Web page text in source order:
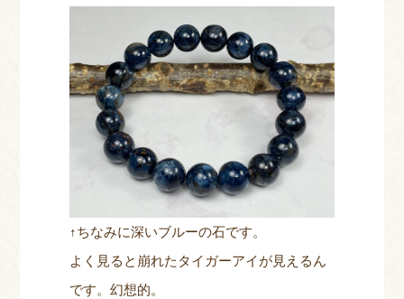
↑ちなみに深いブルーの石です。
よく見ると崩れたタイガーアイが見えるん
です。幻想的。